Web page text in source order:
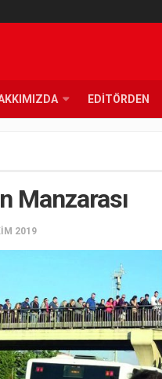
EDITÖRDEN
Manzarası
2019